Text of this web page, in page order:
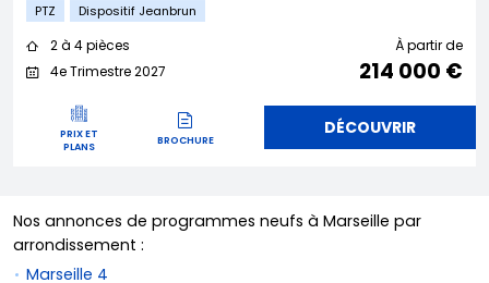
PTZ Dispositif Jeanbrun
2 à 4 pièces
4e Trimestre 2027
À partir de
214 000 €
PRIX ET
PLANS
BROCHURE
DÉCOUVRIR
Nos annonces de programmes neufs à Marseille par
arrondissement :
Marseille 4